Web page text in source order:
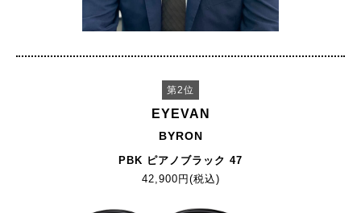
第2位
EYEVAN
BYRON
PBK ピアノブラック 47
42,900円(税込)